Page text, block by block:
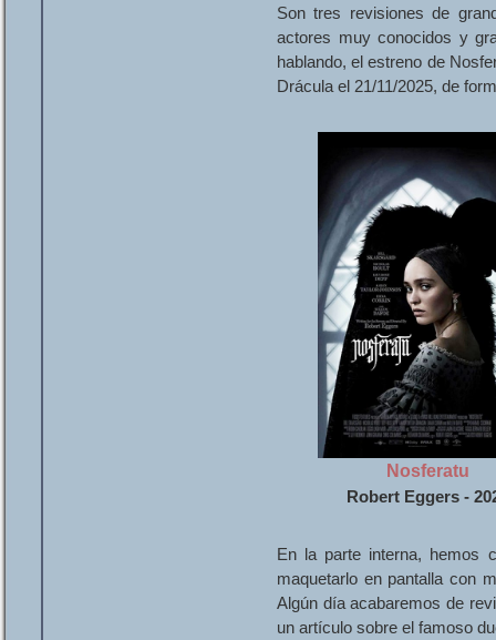
Son tres revisiones de
actores muy conocidos y
hablando, el estreno de
Drácula el 21/11/2025, de
Nosferatu
Robert Eggers -
En la parte interna, hemos
maquetarlo en pantalla con
Algún día acabaremos de
un artículo sobre el famoso